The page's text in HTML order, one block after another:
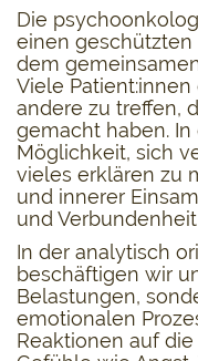
Die
einen
dem
Viele
andere zu treffen,
gemacht haben.
Möglichkeit, sich
vieles erklären zu
und innerer
und
In der analytisch
beschäftigen wir
Belastungen,
emotionalen
Reaktionen auf